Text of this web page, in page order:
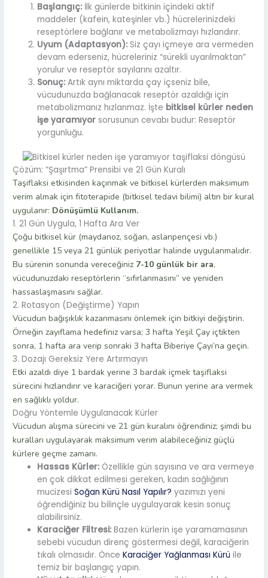
Başlangıç: İlk günlerde bitkinin içindeki aktif
maddeler (kafein, kateşinler vb.) hücrelerinizdeki
reseptörlere bağlanır ve metabolizmayı hızlandırır.
Uyum (Adaptasyon): Siz çayı içmeye ara vermeden
devam ederseniz, hücreleriniz “sürekli uyarılmaktan”
yorulur ve reseptör sayılarını azaltır.
Sonuç: Artık aynı miktarda çay içseniz bile,
vücudunuzda bağlanacak reseptör azaldığı için
metabolizmanız hızlanmaz. İşte bitkisel kürler neden
işe yaramıyor sorusunun cevabı budur: Reseptör
yorgunluğu.
Çözüm: “Şaşırtma” Prensibi ve 21 Gün Kuralı
Taşiflaksi etkisinden kaçınmak ve bitkisel kürlerden maksimum
verim almak için fitoterapide (bitkisel tedavi bilimi) altın bir kural
uygulanır: Dönüşümlü Kullanım.
1. 21 Gün Uygula, 1 Hafta Ara Ver
Çoğu bitkisel kür (maydanoz, soğan, aslanpençesi vb.)
genellikle 15 veya 21 günlük periyotlar halinde uygulanmalıdır.
Bu sürenin sonunda vereceğiniz 7-10 günlük bir ara,
vücudunuzdaki reseptörlerin “sıfırlanmasını” ve yeniden
hassaslaşmasını sağlar.
2. Rotasyon (Değiştirme) Yapın
Vücudun bağışıklık kazanmasını önlemek için bitkiyi değiştirin.
Örneğin zayıflama hedefiniz varsa; 3 hafta Yeşil Çay içtikten
sonra, 1 hafta ara verip sonraki 3 hafta Biberiye Çayı’na geçin.
3. Dozajı Gereksiz Yere Artırmayın
Etki azaldı diye 1 bardak yerine 3 bardak içmek taşiflaksi
sürecini hızlandırır ve karaciğeri yorar. Bunun yerine ara vermek
en sağlıklı yoldur.
Doğru Yöntemle Uygulanacak Kürler
Vücudun alışma sürecini ve 21 gün kuralını öğrendiniz; şimdi bu
kuralları uygulayarak maksimum verim alabileceğiniz güçlü
kürlere geçme zamanı.
Hassas Kürler: Özellikle gün sayısına ve ara vermeye
en çok dikkat edilmesi gereken, kadın sağlığının
mucizesiSoğan Kürü Nasıl Yapılır? yazımızı yeni
öğrendiğiniz bu bilinçle uygulayarak kesin sonuç
alabilirsiniz.
Karaciğer Filtresi: Bazen kürlerin işe yaramamasının
sebebi vücudun direnç göstermesi değil, karaciğerin
tıkalı olmasıdır. ÖnceKaraciğer Yağlanması Kürü ile
temiz bir başlangıç yapın.